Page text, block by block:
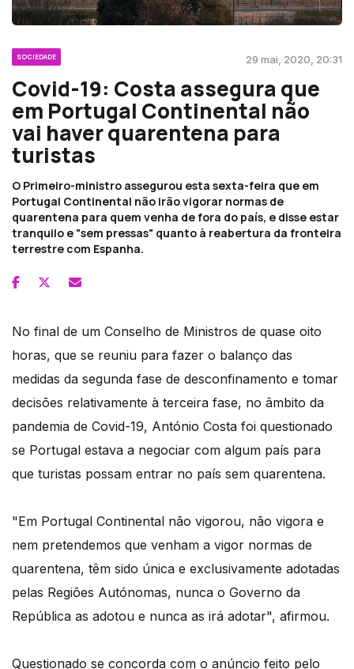
SOCIEDADE 29 mai, 2020, 20:31
Covid-19: Costa assegura que
em Portugal Continental não
vai haver quarentena para
turistas
O Primeiro-ministro assegurou esta sexta-feira que em
Portugal Continental não irão vigorar normas de
quarentena para quem venha de fora do país, e disse estar
tranquilo e "sem pressas" quanto à reabertura da fronteira
terrestre com Espanha.
No final de um Conselho de Ministros de quase oito
horas, que se reuniu para fazer o balanço das
medidas da segunda fase de desconfinamento e tomar
decisões relativamente à terceira fase, no âmbito da
pandemia de Covid-19, António Costa foi questionado
se Portugal estava a negociar com algum país para
que turistas possam entrar no país sem quarentena.
"Em Portugal Continental não vigorou, não vigora e
nem pretendemos que venham a vigor normas de
quarentena, têm sido única e exclusivamente adotadas
pelas Regiões Autónomas, nunca o Governo da
República as adotou e nunca as irá adotar", afirmou.
Questionado se concorda com o anúncio feito pelo